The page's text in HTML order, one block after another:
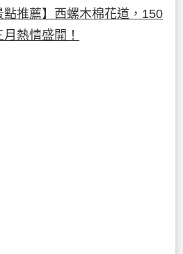
點推薦】西螺木棉花道，150
熱情盛開！